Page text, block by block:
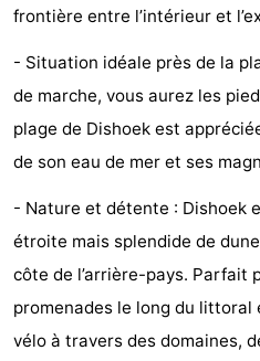
Monuments
-
Points
vue
Attractions
Terrains
de
-
Aires
jeux
-
de
Villages
frontière entre l’intérieur et
- Situation idéale près de la
de marche, vous aurez les
plage de Dishoek est
de son eau de mer et ses
- Nature et détente : Dishoek
étroite mais splendide de
côte de l’arrière-pays. Parfait
promenades le long du littoral
vélo à travers des domaines,